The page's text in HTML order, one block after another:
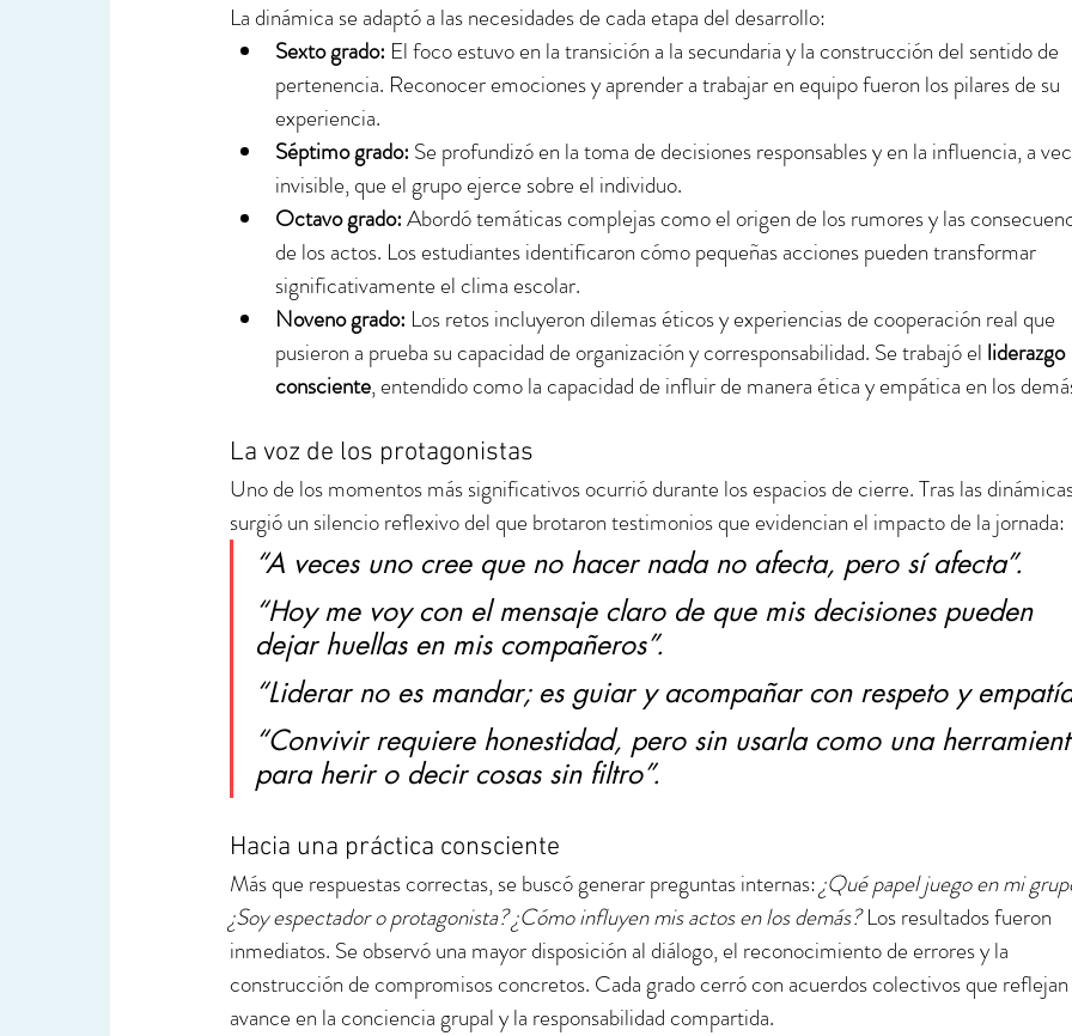
La dinámica se adaptó a las necesidades de cada etapa del desarrollo:
Sexto grado: El foco estuvo en la transición a la secundaria y la construcción del sentido de
pertenencia. Reconocer emociones y aprender a trabajar en equipo fueron los pilares de su
experiencia.
Séptimo grado: Se profundizó en la toma de decisiones responsables y en la influencia, a
invisible, que el grupo ejerce sobre el individuo.
Octavo grado: Abordó temáticas complejas como el origen de los rumores y las
de los actos. Los estudiantes identificaron cómo pequeñas acciones pueden transformar
significativamente el clima escolar.
Noveno grado: Los retos incluyeron dilemas éticos y experiencias de cooperación real que
pusieron a prueba su capacidad de organización y corresponsabilidad. Se trabajó el liderazgo
consciente, entendido como la capacidad de influir de manera ética y empática en los
La voz de los protagonistas
Uno de los momentos más significativos ocurrió durante los espacios de cierre. Tras las
surgió un silencio reflexivo del que brotaron testimonios que evidencian el impacto de la jornada:
“A veces uno cree que no hacer nada no afecta, pero sí afecta”.
“Hoy me voy con el mensaje claro de que mis decisiones pueden
dejar huellas en mis compañeros”.
“Liderar no es mandar; es guiar y acompañar con respeto y
“Convivir requiere honestidad, pero sin usarla como una
para herir o decir cosas sin filtro”.
Hacia una práctica consciente
Más que respuestas correctas, se buscó generar preguntas internas: ¿Qué papel juego en mi
¿Soy espectador o protagonista? ¿Cómo influyen mis actos en los demás? Los resultados fueron
inmediatos. Se observó una mayor disposición al diálogo, el reconocimiento de errores y la
construcción de compromisos concretos. Cada grado cerró con acuerdos colectivos que
avance en la conciencia grupal y la responsabilidad compartida.